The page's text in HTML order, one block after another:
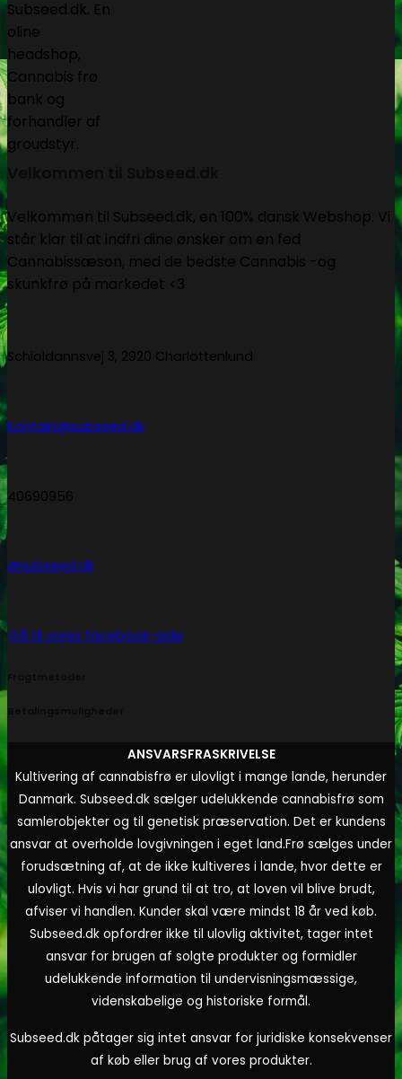
Velkommen til Subseed.dk, en 100% dansk Webshop. Vi
står klar til at indfri dine ønsker om en fed
Cannabissæson, med de bedste Cannabis -og
skunkfrø på markedet <3
Schioldannsvej 3, 2920 Charlottenlund
Kontakt@subseed.dk
40690956
@subseed.dk
Gå til vores facebook-side
ANSVARSFRASKRIVELSE
Kultivering af cannabisfrø er ulovligt i mange lande, herunder
Danmark. Subseed.dk sælger udelukkende cannabisfrø som
samlerobjekter og til genetisk præservation. Det er kundens
ansvar at overholde lovgivningen i eget land.Frø sælges under
forudsætning af, at de ikke kultiveres i lande, hvor dette er
ulovligt. Hvis vi har grund til at tro, at loven vil blive brudt,
afviser vi handlen. Kunder skal være mindst 18 år ved køb.
Subseed.dk opfordrer ikke til ulovlig aktivitet, tager intet
ansvar for brugen af solgte produkter og formidler
udelukkende information til undervisningsmæssige,
videnskabelige og historiske formål.
Subseed.dk påtager sig intet ansvar for juridiske konsekvenser
af køb eller brug af vores produkter.